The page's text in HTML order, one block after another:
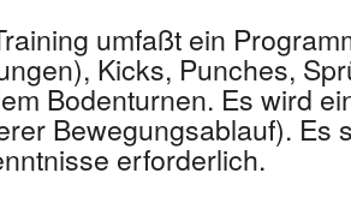
umfaßt ein
Kicks, Punches,
Bodenturnen. Es wird
Bewegungsablauf). Es
erforderlich.